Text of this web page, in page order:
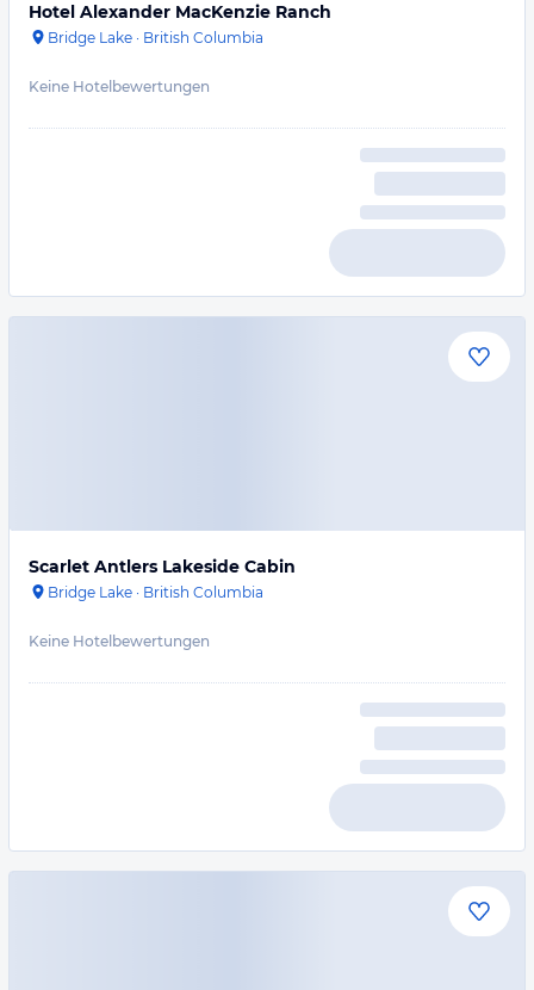
Hotel Alexander MacKenzie Ranch
Bridge Lake · British Columbia
Keine Hotelbewertungen
Scarlet Antlers Lakeside Cabin
Bridge Lake · British Columbia
Keine Hotelbewertungen